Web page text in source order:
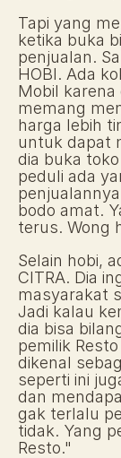
Tapi yang
ketika buka
penjualan.
HOBI. Ada
Mobil karena
memang
harga lebih
untuk dapat
dia buka
peduli ada
bodo amat.
terus. Wong
Selain hobi,
CITRA. Dia
masyarakat
Jadi kalau
dia bisa
pemilik
dikenal
seperti ini
dan
gak terlalu
tidak. Yang
Resto."